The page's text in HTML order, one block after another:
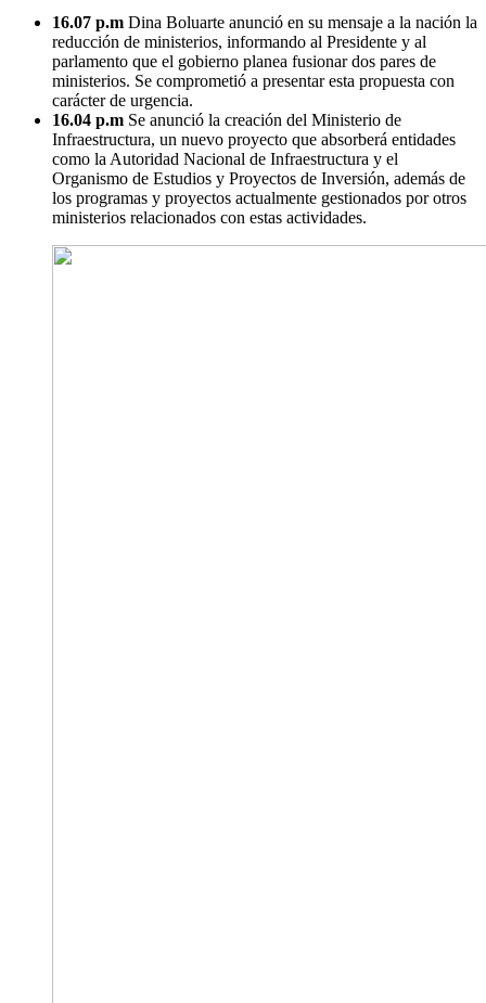
16.07 p.m Dina Boluarte anunció en su mensaje a la nación la
reducción de ministerios, informando al Presidente y al
parlamento que el gobierno planea fusionar dos pares de
ministerios. Se comprometió a presentar esta propuesta con
carácter de urgencia.
16.04 p.m Se anunció la creación del Ministerio de
Infraestructura, un nuevo proyecto que absorberá entidades
como la Autoridad Nacional de Infraestructura y el
Organismo de Estudios y Proyectos de Inversión, además de
los programas y proyectos actualmente gestionados por otros
ministerios relacionados con estas actividades.